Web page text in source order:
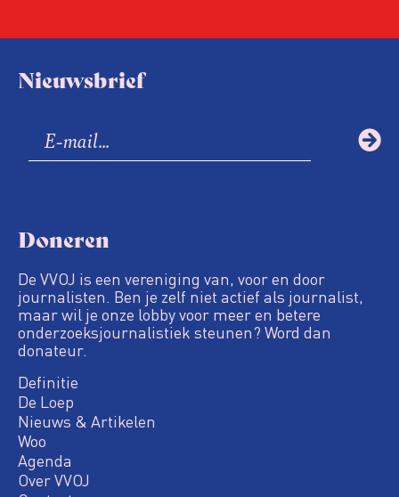
Nieuwsbrief
Doneren
De VVOJ is een vereniging van, voor en door
journalisten. Ben je zelf niet actief als journalist,
maar wil je onze lobby voor meer en betere
onderzoeksjournalistiek steunen? Word dan
donateur.
Definitie
De Loep
Nieuws & Artikelen
Woo
Agenda
Over VVOJ